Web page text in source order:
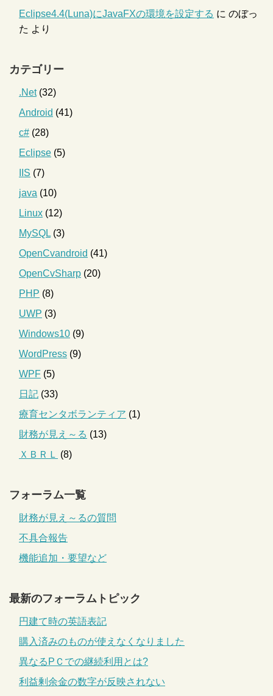
Eclipse4.4(Luna)にJavaFXの環境を設定する に のぼっ
た より
カテゴリー
.Net(32)
Android (41)
c# (28)
Eclipse (5)
IIS (7)
java (10)
Linux (12)
MySQL (3)
OpenCvandroid (41)
OpenCvSharp (20)
PHP (8)
UWP (3)
Windows10 (9)
WordPress (9)
WPF (5)
日記 (33)
療育センタボランティア (1)
財務が見え～る (13)
ＸＢＲＬ (8)
フォーラム一覧
財務が見え～るの質問
不具合報告
機能追加・要望など
最新のフォーラムトピック
円建て時の英語表記
購入済みのものが使えなくなりました
異なるPＣでの継続利用とは?
利益剰余金の数字が反映されない